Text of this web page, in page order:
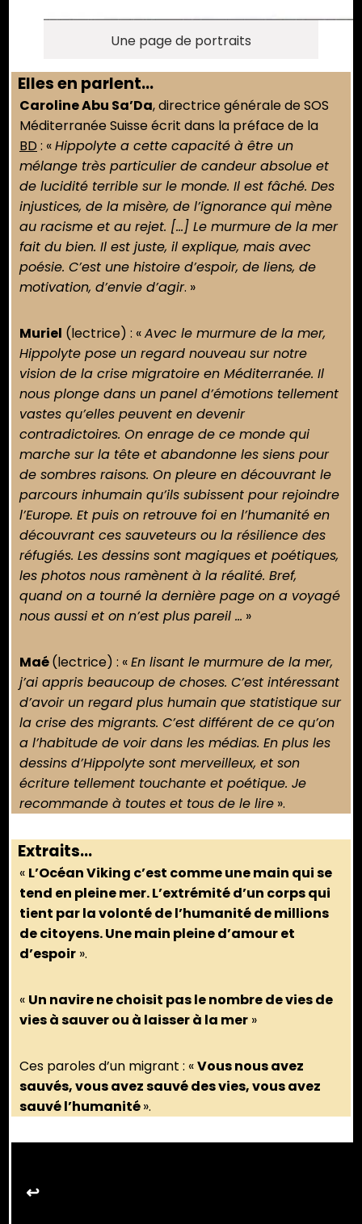
Une page de portraits
Elles en parlent…
Caroline Abu Sa’Da, directrice générale de SOS
Méditerranée Suisse écrit dans la préface de la
BD : «Hippolyte a cette capacité à être un
mélange très particulier de candeur absolue et
de lucidité terrible sur le monde. Il est fâché. Des
injustices, de la misère, de l’ignorance qui mène
au racisme et au rejet. […] Le murmure de la mer
fait du bien. Il est juste, il explique, mais avec
poésie. C’est une histoire d’espoir, de liens, de
motivation, d’envie d’agir. »
Muriel (lectrice) : «Avec le murmure de la mer,
Hippolyte pose un regard nouveau sur notre
vision de la crise migratoire en Méditerranée. Il
nous plonge dans un panel d’émotions tellement
vastes qu’elles peuvent en devenir
contradictoires. On enrage de ce monde qui
marche sur la tête et abandonne les siens pour
de sombres raisons. On pleure en découvrant le
parcours inhumain qu’ils subissent pour rejoindre
l’Europe. Et puis on retrouve foi en l’humanité en
découvrant ces sauveteurs ou la résilience des
réfugiés. Les dessins sont magiques et poétiques,
les photos nous ramènent à la réalité. Bref,
quand on a tourné la dernière page on a voyagé
nous aussi et on n’est plus pareil … »
Maé(lectrice) : «En lisant le murmure de la mer,
j’ai appris beaucoup de choses. C’est intéressant
d’avoir un regard plus humain que statistique sur
la crise des migrants. C’est différent de ce qu’on
a l’habitude de voir dans les médias. En plus les
dessins d’Hippolyte sont merveilleux, et son
écriture tellement touchante et poétique. Je
recommande à toutes et tous de le lire ».
Extraits…
« L’Océan Viking c’est comme une main qui se
tend en pleine mer. L’extrémité d’un corps qui
tient par la volonté de l’humanité de millions
de citoyens. Une main pleine d’amour et
d’espoir ».
« Un navire ne choisit pas le nombre de vies de
vies à sauver ou à laisser à la mer »
Ces paroles d’un migrant : «Vous nous avez
sauvés, vous avez sauvé des vies, vous avez
sauvé l’humanité».
↩︎